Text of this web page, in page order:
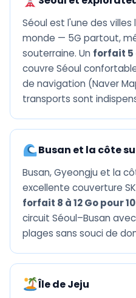
Séoul est l'une des
monde — 5G partout,
souterraine. Un forfait 5
couvre Séoul
de navigation (Naver
transports sont
Busan et la côte
Busan, Gyeongju et la
excellente couverture
forfait 8 à 12 Go pour
circuit Séoul–Busan
plages sans souci de
Île de Jeju